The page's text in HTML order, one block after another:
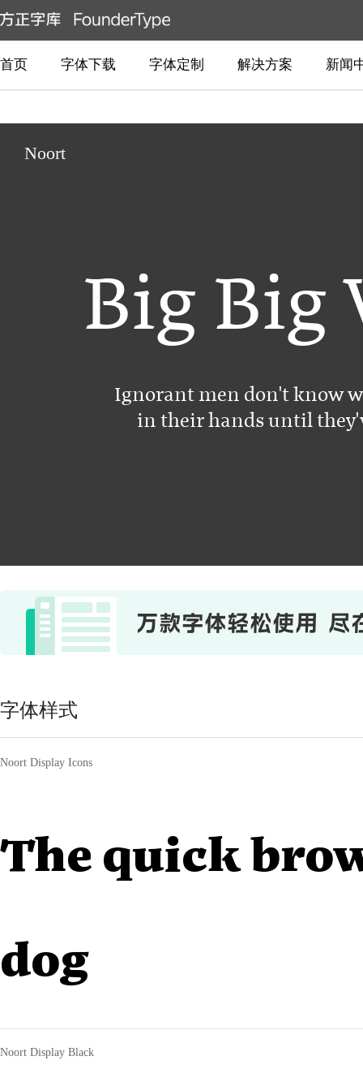
首页 字体下载 字体定制 解决方案 新闻
Noort
Big Big
Ignorant men don't know
in their hands until
字体样式
Noort Display Icons
The quick
dog
Noort Display Black